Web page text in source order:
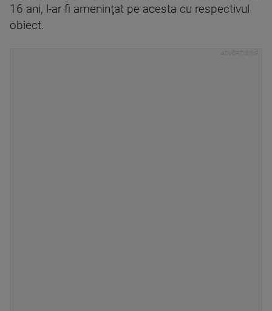
16 ani, l-ar fi ameninţat pe acesta cu respectivul
obiect.